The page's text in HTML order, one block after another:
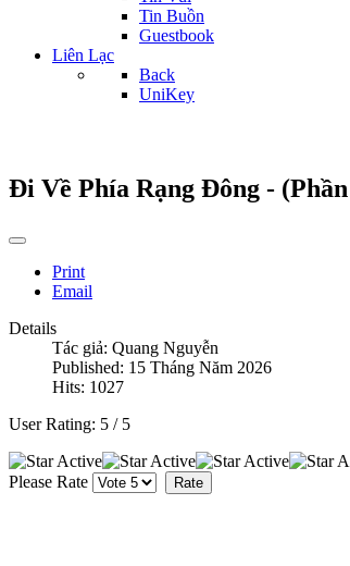
Tin Buồn
Guestbook
Liên Lạc
Back
UniKey
Đi Về Phía Rạng Đông -
Print
Email
Details
Tác giả: Quang Nguyễn
Published: 15 Tháng Năm 2026
Hits: 1027
User Rating: 5 / 5
Please Rate